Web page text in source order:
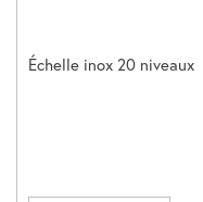
Échelle inox 20 niveaux